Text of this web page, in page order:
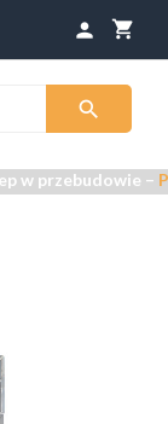
shopping_cart
person

–